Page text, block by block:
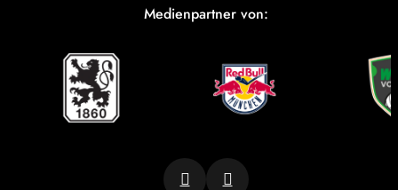
Medienpartner von: